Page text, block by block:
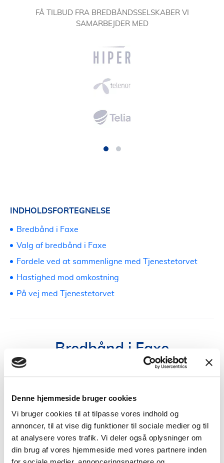
Denne hjemmeside bruger cookies
Vi bruger cookies til at tilpasse vores indhold og
annoncer, til at vise dig funktioner til sociale medier og til
at analysere vores trafik. Vi deler også oplysninger om
din brug af vores hjemmeside med vores partnere inden
FÅ TILBUD FRA BREDBÅNDSSELSKABER VI
SAMARBEJDER MED
Bredbånd i Faxe
Faxe, en charmerende by i Sjællands region, med sin
berømte kalkgrav og naturskønne omgivelser,
fortjener en pålidelig og hurtig internetforbindelse for
at understøtte dens voksende befolkning og erhverv
INDHOLDSFORTEGNELSE
Bredbånd i Faxe
Valg af bredbånd i Faxe
Fordele ved at sammenligne med Tjenestetorvet
Hastighed mod omkostning
På vej med Tjenestetorvet